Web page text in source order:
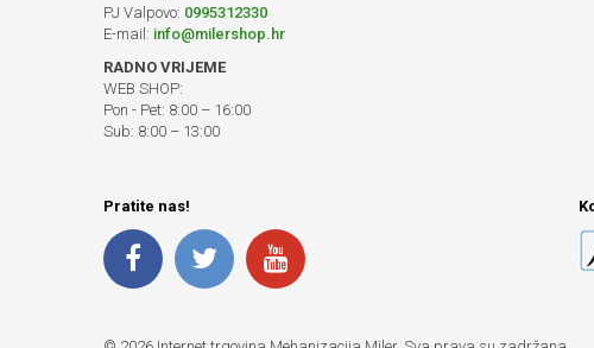
PJ Valpovo: 0995312330
E-mail: info@milershop.hr
RADNO VRIJEME
WEB SHOP:
Pon - Pet: 8:00 – 16:00
Sub: 8:00 – 13:00
Pratite nas!